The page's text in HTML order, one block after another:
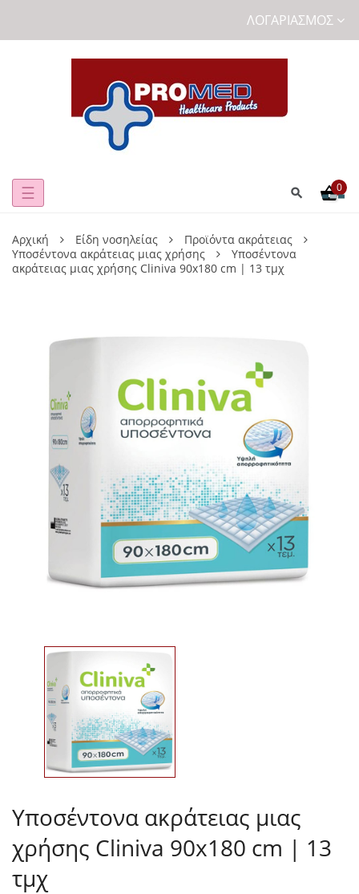
ΛΟΓΑΡΙΑΣΜΌΣ
Toggle
☰ 0
Αρχική Είδη νοσηλείας
Προϊόντα ακράτειας
Υποσέντονα ακράτειας μιας χρήσης
Υποσέντονα
ακράτειας μιας χρήσης Cliniva 90x180 cm | 13 τμχ
Υποσέντονα ακράτειας μιας
χρήσης Cliniva 90x180 cm | 13
τμχ